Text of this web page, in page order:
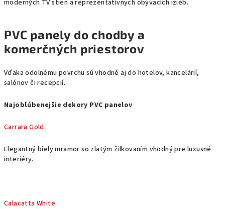
moderných TV stien a reprezentatívnych obývacích izieb.
PVC panely do chodby a
komerčných priestorov
Vďaka odolnému povrchu sú vhodné aj do hotelov, kancelárií,
salónov či recepcií.
Najobľúbenejšie dekory PVC panelov
Carrara Gold
Elegantný biely mramor so zlatým žilkovaním vhodný pre luxusné
interiéry.
Calacatta White